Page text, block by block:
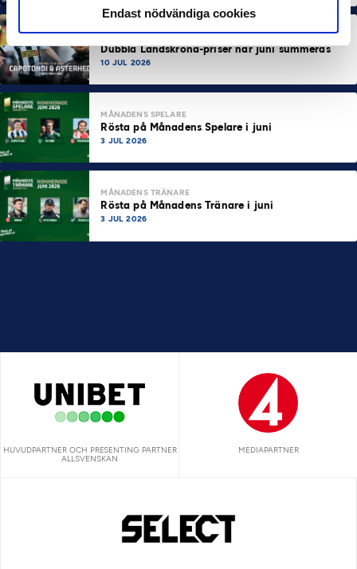
Endast nödvändiga cookies
MÅNADENS SPELARE MÅNADENS TRÄNARE
Dubbla Landskrona-priser när juni summeras
10 JUL 2026
MÅNADENS SPELARE
Rösta på Månadens Spelare i juni
3 JUL 2026
MÅNADENS TRÄNARE
Rösta på Månadens Tränare i juni
3 JUL 2026
HUVUDPARTNER OCH PRESENTING PARTNER
ALLSVENSKAN
MEDIAPARTNER